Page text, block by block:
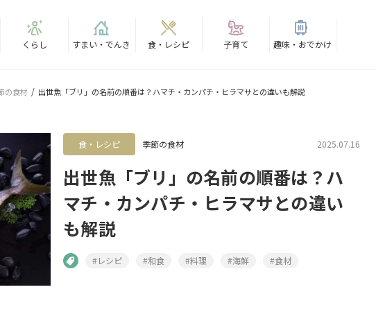
くらし すまい・でんき 食・レシピ 子育て 趣味・おでかけ
の食材 出世魚「ブリ」の名前の順番は？ハマチ・カンパチ・ヒラマサとの違いも解説
2025.07.16
食・レシピ 季節の食材
出世魚「ブリ」の名前の順番は？ハ
マチ・カンパチ・ヒラマサとの違い
も解説
#レシピ #和食 #料理 #海鮮 #食材